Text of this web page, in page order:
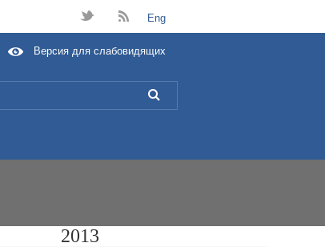
t B Eng
L
Версия для слабовидящих
2013